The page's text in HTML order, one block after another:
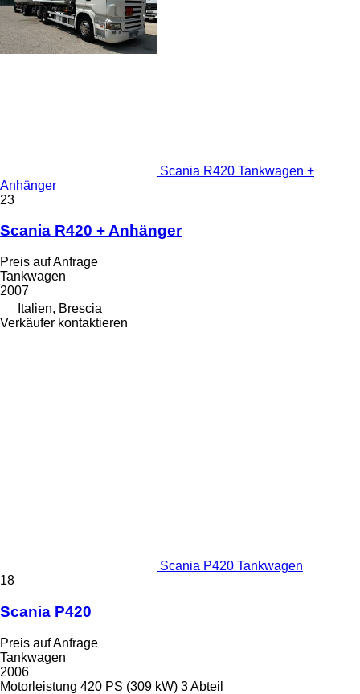
Scania R420 Tankwagen +
Anhänger
23
Scania R420 + Anhänger
Preis auf Anfrage
Tankwagen
2007
Italien, Brescia
Verkäufer kontaktieren
Scania P420 Tankwagen
18
Scania P420
Preis auf Anfrage
Tankwagen
2006
Motorleistung 420 PS (309 kW) 3 Abteil